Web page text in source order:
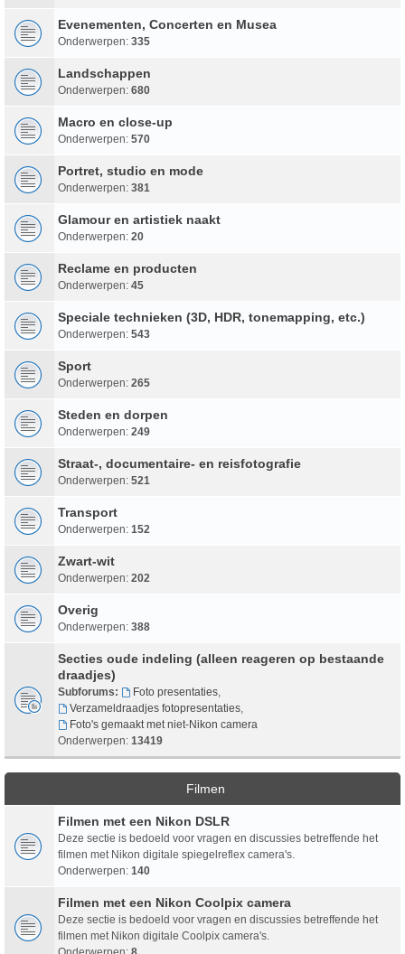
Evenementen, Concerten en Musea
Onderwerpen: 335
Landschappen
Onderwerpen: 680
Macro en close-up
Onderwerpen: 570
Portret, studio en mode
Onderwerpen: 381
Glamour en artistiek naakt
Onderwerpen: 20
Reclame en producten
Onderwerpen: 45
Speciale technieken (3D, HDR, tonemapping, etc.)
Onderwerpen: 543
Sport
Onderwerpen: 265
Steden en dorpen
Onderwerpen: 249
Straat-, documentaire- en reisfotografie
Onderwerpen: 521
Transport
Onderwerpen: 152
Zwart-wit
Onderwerpen: 202
Overig
Onderwerpen: 388
Secties oude indeling (alleen reageren op bestaande
draadjes)
Subforums: Foto presentaties,
Verzameldraadjes fotopresentaties,
Foto's gemaakt met niet-Nikon camera
Onderwerpen: 13419
Filmen
Filmen met een Nikon DSLR
Deze sectie is bedoeld voor vragen en discussies betreffende het
filmen met Nikon digitale spiegelreflex camera's.
Onderwerpen: 140
Filmen met een Nikon Coolpix camera
Deze sectie is bedoeld voor vragen en discussies betreffende het
filmen met Nikon digitale Coolpix camera's.